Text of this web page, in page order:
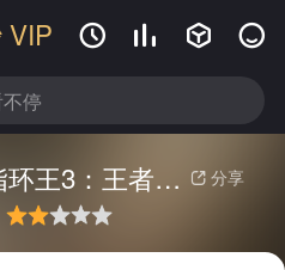
VIP    
 分享
指环王3：王者无敌